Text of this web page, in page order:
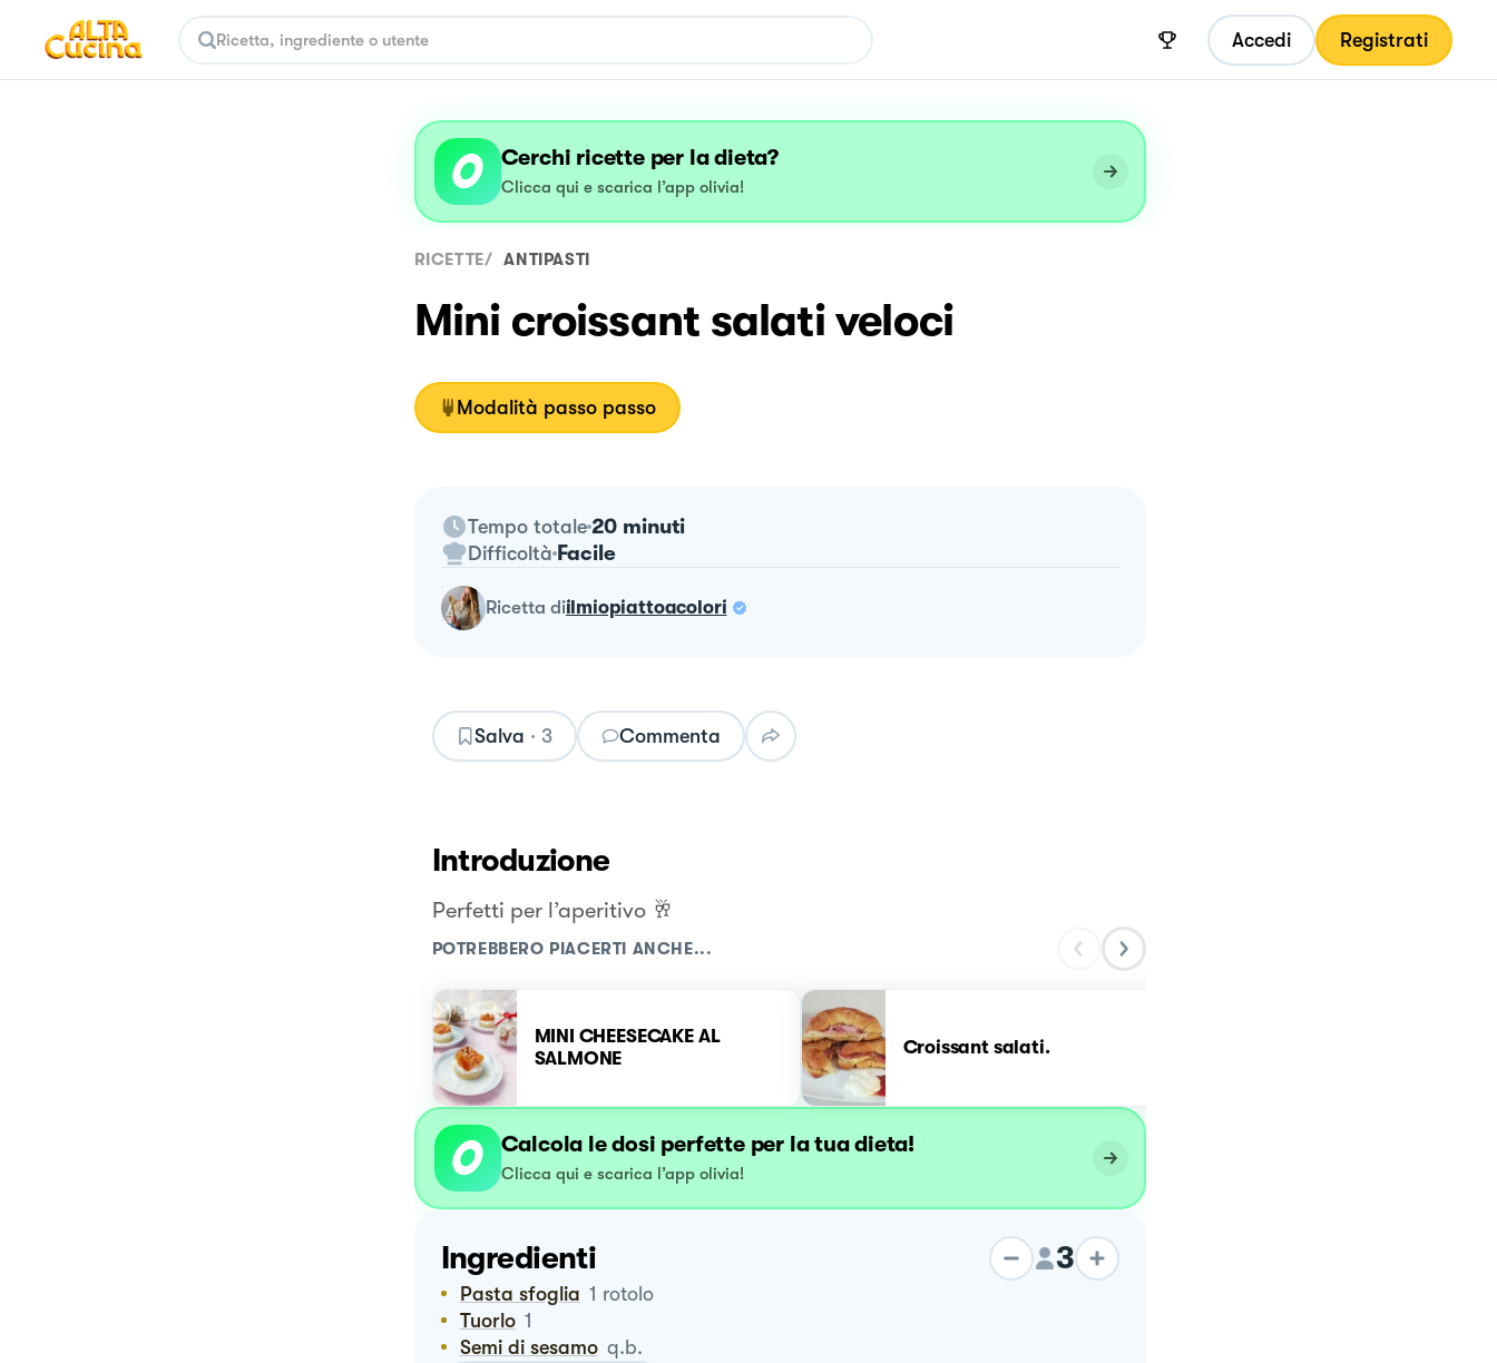
Accedi Registrati
Cerchi ricette per la dieta?
Clicca qui e scarica l’app olivia!
RICETTE/ ANTIPASTI
Mini croissant salati veloci
Modalità passo passo
Tempo totale 20 minuti
Difficoltà Facile
ricetta diilmiopiattoacolori
Salva · 3 Commenta
Introduzione
Perfetti per l’aperitivo 🥂
POTREBBERO PIACERTI ANCHE...
MINI CHEESECAKE AL
SALMONE
Croissant salati.
Calcola le dosi perfette per la tua dieta!
Clicca qui e scarica l’app olivia!
Ingredienti 3
Pasta sfoglia 1 rotolo
Tuorlo 1
Semi di sesamo q.b.